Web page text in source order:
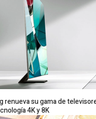
renueva su gama de
4K y 8K